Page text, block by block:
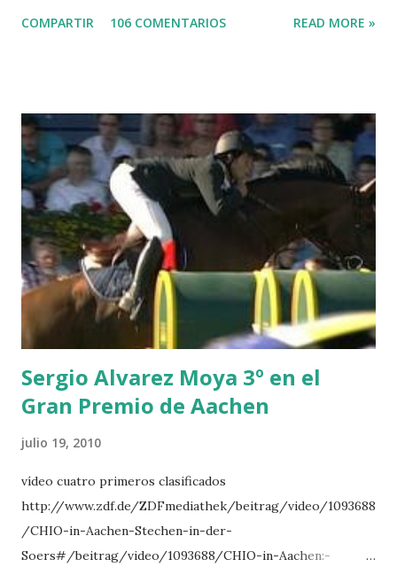
-EPAILLARD 7 GIG AMAI M WHITAKER 8 SILVANA DU
POWER - MILLAR 5 ARMANIE -VOORN 6 QUERLYBET
HERO -LEJAUNE 7 MO CHROI - O’BRIEN 8 CARMENA Z -
BREEN 9 JALLA DE GAVIERE -RAMZY AL DUHAMI 10
NOVEL -PHILIPPAERTS 3 triple 1 LATE NIGHT -LEVY 2 K
CLUB LADY -O’CONNOR 3 QUICK STUDY - HOUGH 4
LORENZO -AHLMANN 5 L’ESPOIR -GULLIKSEN 6
TOPINAMBOUR -LEPREVOST 7 WISCONSIN 111 -MOYA 8
INTERTOY Z - BRASH 9 HERALD –CORDON 10 SELDANA
DI CAMPALTO -SHARBATLY Vuelta Triunfal... el ganador
del Gran Premio en su vuelta de honor
COMPARTIR 106 COMENTARIOS READ MORE »
Sergio Alvarez Moya 3º en el
Gran Premio de Aachen
julio 19, 2010
vídeo cuatro primeros clasificados
http://www.zdf.de/ZDFmediathek/beitrag/video/1093688
/CHIO-in-Aachen-Stechen-in-der-
Soers#/beitrag/video/1093688/CHIO-in-Aachen:-